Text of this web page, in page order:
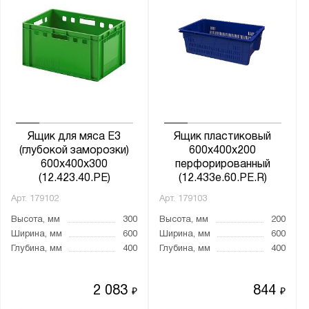
Ящик для мяса Е3
(глубокой заморозки)
600х400х300
(12.423.40.PE)
Арт. 179102
Высота, мм
300
Ширина, мм
600
Глубина, мм
400
2 083₽
Ящик пластиковый
600х400х200
перфорированный
(12.433e.60.PE.R)
Арт. 179103
Высота, мм
200
Ширина, мм
600
Глубина, мм
400
844₽